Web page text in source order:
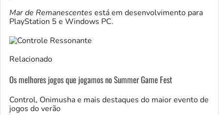
Mar de Remanescentes está em desenvolvimento para
PlayStation 5 e Windows PC.
Relacionado
Os melhores jogos que jogamos no Summer Game Fest
Control, Onimusha e mais destaques do maior evento de
jogos do verão